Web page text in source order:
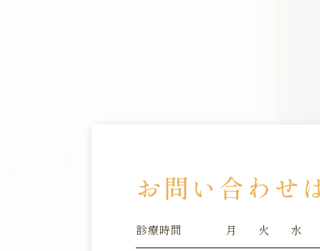
お問い合わせ
診療時間 月 火 水